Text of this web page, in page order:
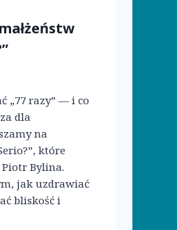
„77 razy” — i co
dla
na
które
Bylina.
jak uzdrawiać
bliskość i